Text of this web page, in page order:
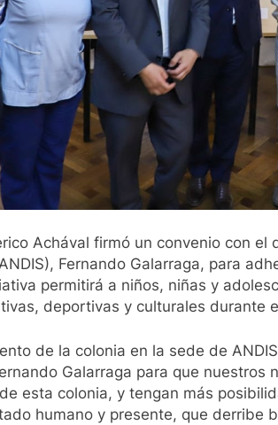
Achával firmó un convenio con
Fernando Galarraga, para
permitirá a niños, niñas y
deportivas y culturales durante
de la colonia en la sede de
Galarraga para que nuestros
esta colonia, y tengan más
humano y presente, que derribe